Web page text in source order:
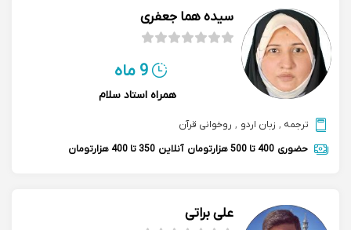
سیده هما جعفری
9 ماه
همراه استاد سلام
ترجمه , زبان اردو , روخوانی قرآن
حضوری 400 تا 500 هزارتومان آنلاین 350 تا 400 هزارتومان
علی براتی